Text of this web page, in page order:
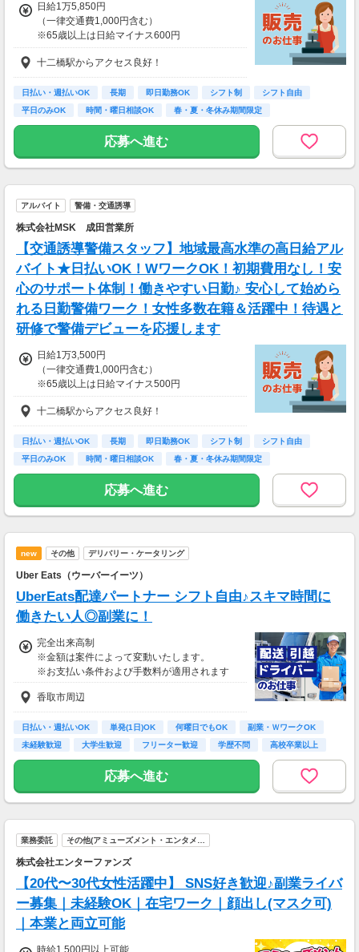
日給1万5,850円
（一律交通費1,000円含む）
※65歳以上は日給マイナス600円
※70歳以上は日給マイナス2,380円
---
■交通誘導2級以上の資格をお持ちの方は
日給1万5,850円
※65歳以上は日給マイナス600円
※70歳以上は日給マイナス1,190円
★交通誘導2級（以上）として従事した場合
■65歳～69歳迄では他の年代と同じ現場でも
安全面・体力面の考慮により比較的低負荷の業
70歳以降では低負荷業務や季節により
相談の上短時間勤務をすることもあるため
給与が上記になる場合がございます。
＜月収例＞
月収31万7,000円可能
（日給1万5,850円×月20日勤務）
十二橋駅からアクセス良好！
日払い・週払いOK 長期 即日勤務OK シフト制
シフト自由
平日のみOK
時間・曜日相談OK
春・夏・冬休み期間限定
副業・ＷワークOK
応募へ進む
アルバイト 警備・交通誘導
株式会社MSK 成田営業所
【交通誘導警備スタッフ】地域最高水準の高日給アル
バイト★日払いOK！WワークOK！初期費用なし！安
心のサポート体制！働きやすい日勤♪ 安心して始めら
れる日勤警備ワーク！女性多数在籍＆活躍中！待遇と
研修で警備デビューを応援します
日給1万3,500円
（一律交通費1,000円含む）
※65歳以上は日給マイナス500円
※70歳以上は日給マイナス2,000円
---
■交通誘導2級以上の資格をお持ちの方は
日給1万3,500円
※65歳以上は日給マイナス500円
※70歳以上は日給マイナス2,000円
★交通誘導2級（以上）として従事した場合
■65歳～69歳迄では他の年代と同じ現場でも
安全面・体力面の考慮により比較的低負荷の業
70歳以降では低負荷業務や季節により
相談の上短時間勤務をすることもあるため
＜月収例＞
月収27万円可能
（日給1万3,500円×月20日勤務）
十二橋駅からアクセス良好！
日払い・週払いOK 長期 即日勤務OK シフト制
シフト自由
平日のみOK
時間・曜日相談OK
春・夏・冬休み期間限定
副業・ＷワークOK
応募へ進む
new その他 デリバリー・ケータリング
Uber Eats（ウーバーイーツ）
UberEats配達パートナー シフト自由♪スキマ時間に
働きたい人◎副業に！
完全出来高制
※金額は案件によって変動いたします。
※お支払い条件および手数料が適用されます
香取市周辺
日払い・週払いOK 単発(1日)OK 何曜日でもOK
副業・ＷワークOK
未経験歓迎
大学生歓迎 フリーター歓迎 学歴不問 高校卒業以上
応募へ進む
業務委託 その他(アミューズメント・エンタメ…
株式会社エンターファンズ
【20代〜30代女性活躍中】 SNS好き歓迎♪副業ライバ
ー募集｜未経験OK｜在宅ワーク｜顔出し(マスク可)
｜本業と両立可能
時給1,500円以上可能